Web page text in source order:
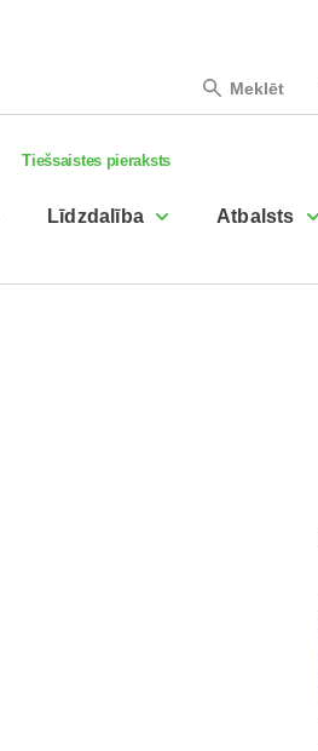
Meklēt
Tiešsaistes pieraksts
Līdzdalība Atbalsts